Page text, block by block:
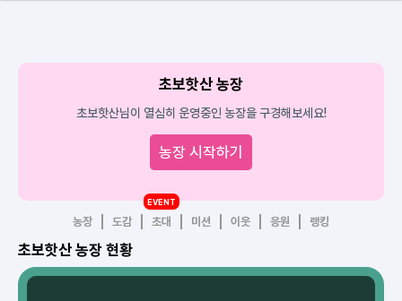
초보핫산 농장
초보핫산님이 열심히 운영중인 농장을 구경해보세요!
농장 시작하기
농장 도감 초대
EVENT
미션 이웃 응원 랭킹
초보핫산 농장 현황